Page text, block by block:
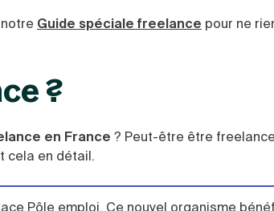
Guide spéciale freelance pour ne
?
en France ? Peut-être être
cela en détail.
Pôle emploi. Ce nouvel organisme